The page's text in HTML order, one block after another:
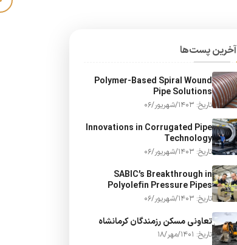
آخرین پست‌ها
Polymer-Based Spiral Wound
Pipe Solutions
تاریخ: 1403/شهریور/06
Innovations in Corrugated Pipe
Technology
تاریخ: 1403/شهریور/06
SABIC’s Breakthrough in
Polyolefin Pressure Pipes
تاریخ: 1403/شهریور/06
تعاونی مسکن رزمندگان کرمانشاه
تاریخ: 1401/مهر/18